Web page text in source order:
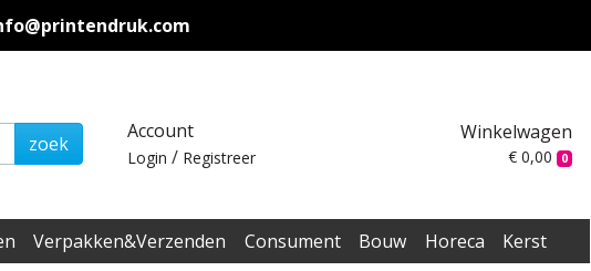
zoek
Account
Login / Registreer
Winkelwagen
€ 0,00 0
Verpakken&Verzenden Consument Bouw Horeca Kerst